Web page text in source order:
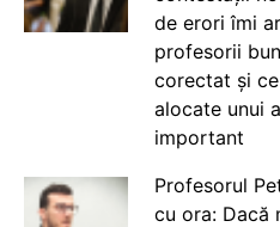
de erori îmi
profesorii
corectat și
alocate unui
important
Profesorul
cu ora: Dacă